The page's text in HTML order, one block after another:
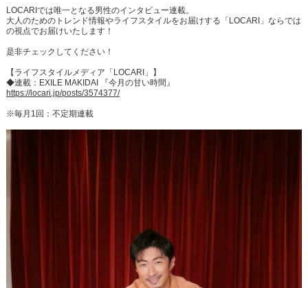
LOCARIでは唯一となる男性のインタビュー連載。
大人のためのトレンド情報やライフスタイルをお届けする「LOCARI」ならでは
の視点でお届けいたします！
是非チェックしてください！
【ライフスタイルメディア「LOCARI」】
◆連載：EXILE MAKIDAI 『今月の甘い時間』
https://locari.jp/posts/3574377/
※毎月1回：不定期連載